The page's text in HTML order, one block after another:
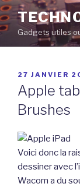
Aller
au
contenu
principal
Gadgets utiles
PUBLIÉ
LE
27 JANVIER
Apple
Brushes
Voici donc la
dessiner avec
Wacom a du